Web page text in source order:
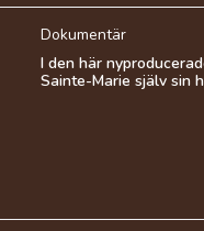
Dokumentär
I den här
Sainte-Marie själv sin